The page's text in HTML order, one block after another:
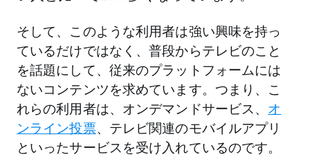
そして、このような利用者は強い興味を持っ
ているだけではなく、普段からテレビのこと
を話題にして、従来のプラットフォームには
ないコンテンツを求めています。つまり、こ
れらの利用者は、オンデマンドサービス、 オ
ンライン投票、テレビ関連のモバイルアプリ
といったサービスを受け入れているのです。